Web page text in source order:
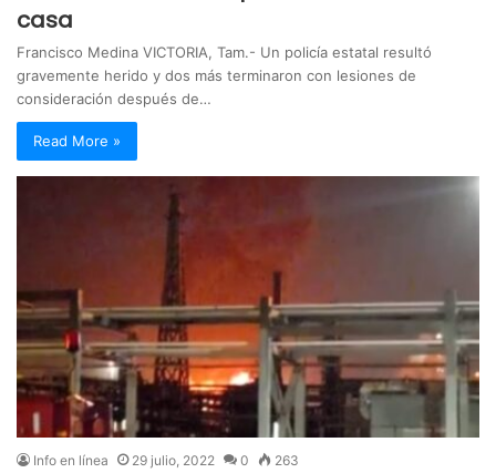
casa
Francisco Medina VICTORIA, Tam.- Un policía estatal resultó
gravemente herido y dos más terminaron con lesiones de
consideración después de…
Read More »
Info en línea 29 julio, 2022 0 263